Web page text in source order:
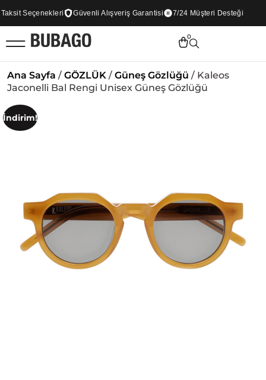
Seçenekleri Güvenli Alışveriş Garantisi 7/24 Müşteri Desteği
0
Ana Sayfa / GÖZLÜK / Güneş Gözlüğü / Kaleos
Jaconelli Bal Rengi Unisex Güneş Gözlüğü
İndirim!